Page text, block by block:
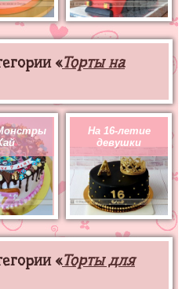
«Торты на
На 16-летие
девушки
«Торты для